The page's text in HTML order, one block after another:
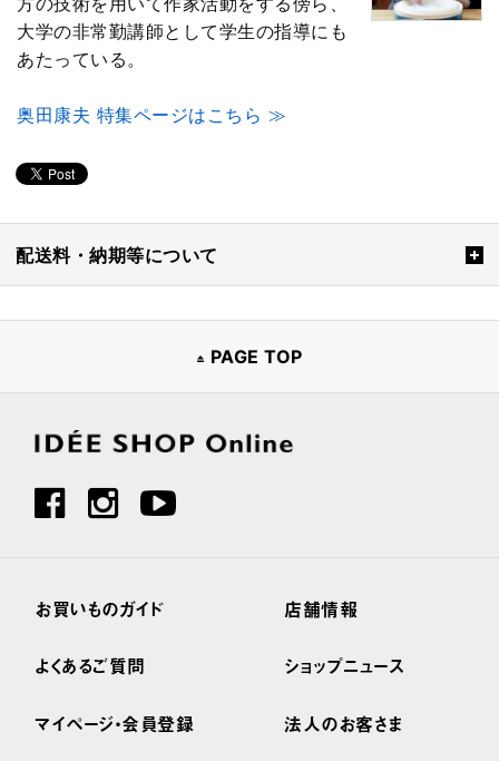
大学の非常勤講師として学生の指導にも
あたっている。
奥田康夫 特集ページはこちら ≫
配送料・納期等について
PAGE TOP
お買いものガイド
よくあるご質問
マイページ・会員登録
店舗情報
ショップニュース
法人のお客さま